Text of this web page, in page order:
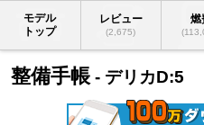
モデル
トップ
レビュー
(2,675)
燃
整備手帳 - デリカD:5